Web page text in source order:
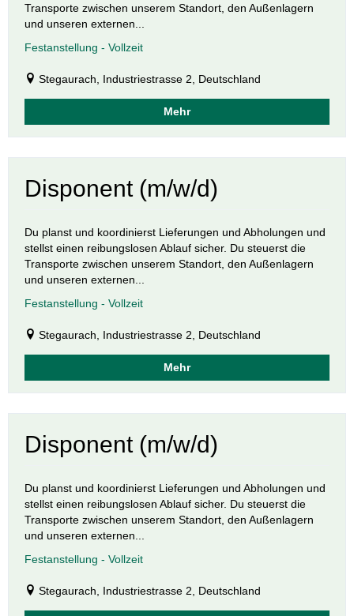
Transporte zwischen unserem Standort, den Außenlagern
und unseren externen...
Festanstellung - Vollzeit
Stegaurach, Industriestrasse 2, Deutschland
Mehr
Disponent (m/w/d)
Du planst und koordinierst Lieferungen und Abholungen und
stellst einen reibungslosen Ablauf sicher. Du steuerst die
Transporte zwischen unserem Standort, den Außenlagern
und unseren externen...
Festanstellung - Vollzeit
Stegaurach, Industriestrasse 2, Deutschland
Mehr
Disponent (m/w/d)
Du planst und koordinierst Lieferungen und Abholungen und
stellst einen reibungslosen Ablauf sicher. Du steuerst die
Transporte zwischen unserem Standort, den Außenlagern
und unseren externen...
Festanstellung - Vollzeit
Stegaurach, Industriestrasse 2, Deutschland